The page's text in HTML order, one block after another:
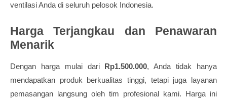
ventilasi Anda di seluruh pelosok Indonesia.
Harga Terjangkau dan Penawaran
Menarik
Dengan harga mulai dari Rp1.500.000, Anda tidak hanya
mendapatkan produk berkualitas tinggi, tetapi juga layanan
pemasangan langsung oleh tim profesional kami. Harga ini